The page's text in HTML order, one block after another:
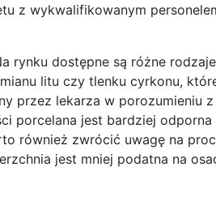
z wykwalifikowanym
rynku dostępne są różne
litu czy tlenku cyrkonu,
przez lekarza w porozumieniu
porcelana jest bardziej odporna
również zwrócić uwagę na
jest mniej podatna na